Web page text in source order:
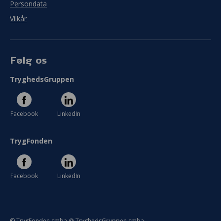
Persondata
Vilkår
Følg os
TryghedsGruppen
Facebook LinkedIn
TrygFonden
Facebook LinkedIn